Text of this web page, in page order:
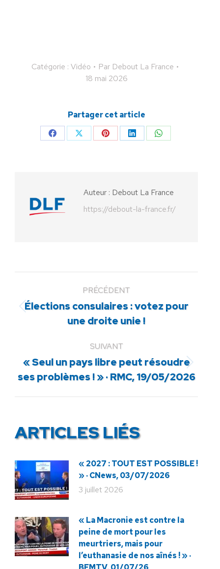
Catégorie : Vidéo Par Debout La France
18 mai 2026
Partager cet article
PartagerPartagerPartagerPartagerPartager
Auteur : Debout La France
https://debout-la-france.fr/
PRÉCÉDENT
Article
précédent
Élections consulaires : votez pour
une droite unie !
SUIVANT
Article
suivant
« Seul un pays libre peut résoudre
ses problèmes ! » · RMC, 19/05/2026
ARTICLES LIÉS
« 2027 : TOUT EST POSSIBLE !
» · CNews, 03/07/2026
3 juillet 2026
« La Macronie est contre la
peine de mort pour les
meurtriers, mais pour
l’euthanasie de nos aînés ! » ·